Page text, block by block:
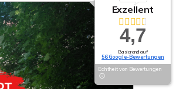
Exzellent
4,7
Basierend auf
56 Google-Bewertungen
Echtheit von Bewertungen